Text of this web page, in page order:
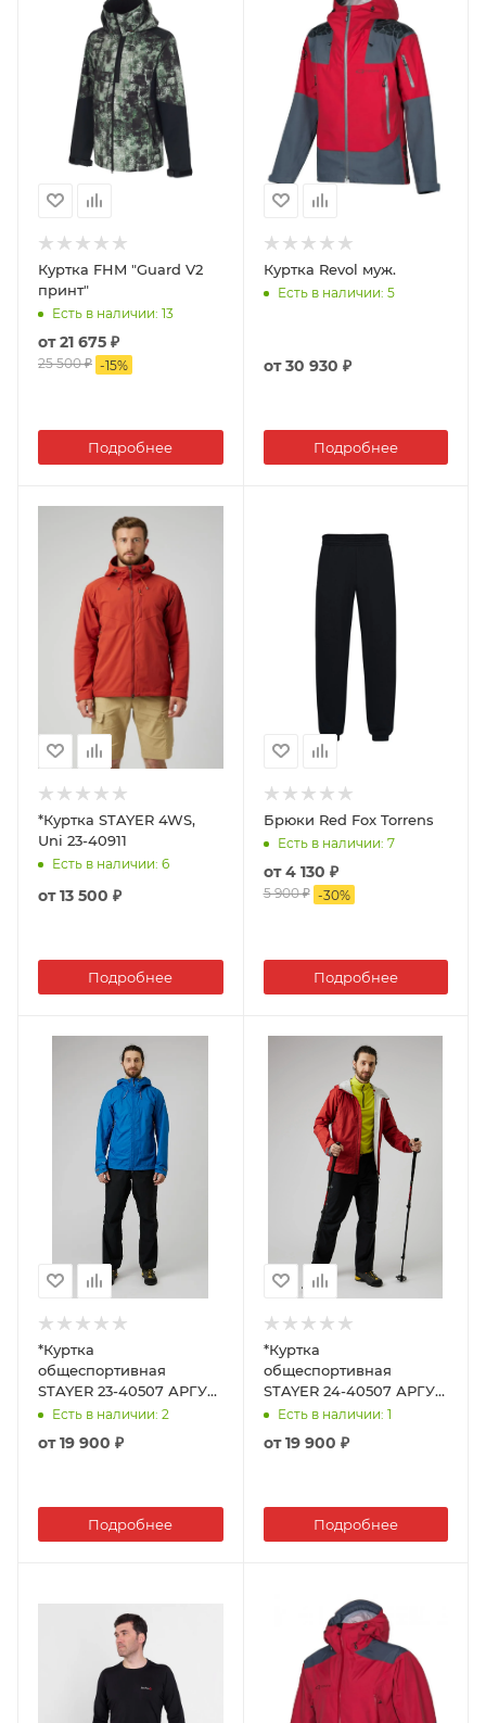
Куртка FHM "Guard V2
принт"
Есть в наличии: 13
от21 675 ₽
25 500 ₽ -15%
Подробнее
Куртка Revol муж.
Есть в наличии: 5
от30 930 ₽
Подробнее
*Куртка STAYER 4WS,
Uni 23-40911
Есть в наличии: 6
от13 500 ₽
Подробнее
Брюки Red Fox Torrens
Есть в наличии: 7
от4 130 ₽
5 900 ₽ -30%
Подробнее
*Куртка
общеспортивная
STAYER 23-40507 АРГУТ
МужЕсть в наличии: 2
от19 900 ₽
Подробнее
*Куртка
общеспортивная
STAYER 24-40507 АРГУТ
муж.Есть в наличии: 1
от19 900 ₽
Подробнее